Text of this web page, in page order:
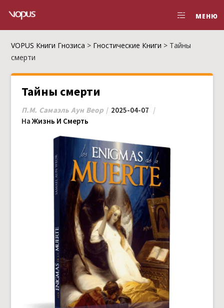
МЕНЮ
VOPUS Книги Гнозиса > Гностические Книги > Тайны
смерти
Тайны смерти
П.М. Самаэль Аун Веор
2025-04-07
НаЖизнь И Смерть